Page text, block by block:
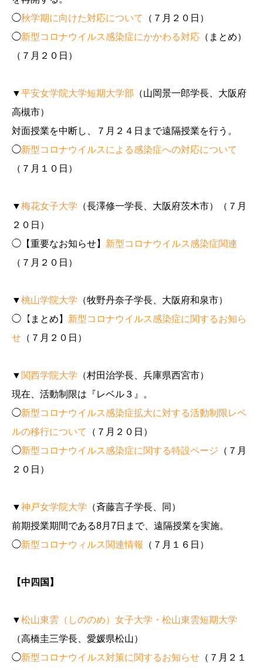
◯秋学期に向けた対応について
（７月２０日）
◯新型コロナウイルス感染症にかかわる対応 （まとめ）
（７月２０日）
▼平安女学院大学短期大学部 （山岡景一郎学長、大阪府
高槻市）
対面授業を中断し、７月２４日まで遠隔授業を行う。
◯新型コロナウイルスによる感染症への対応について
（７月１０日）
▼梅花女子大学 （長澤修一学長、大阪府茨木市）（７月
２０日）
◯【重要なお知らせ】 新型コロナウイルス感染症関連
（７月２０日）
▼桃山学院大学 （牧野丹奈子学長、大阪府和泉市）
◯【まとめ】 新型コロナウイルス感染症に関するお知ら
せ （７月２０日）
▼ 関西学院大学 （村田治学長、兵庫県西宮市）
現在、活動制限は『レベル３』。
◯新型コロナウイルス感染症拡大に対する活動制限レベ
ルの移行について
（７月２０日）
◯新型コロナウイルス感染症に関する特設ページ （７月
２０日）
▼神戸女学院大学 （斉藤言子学長、同）
前期授業期間である8月7日まで、遠隔授業を実施。
◯新型コロナウィルス関連情報 （７月１６日）
【中四国】
▼松山東雲（しののめ）女子大学・松山東雲短期大学
（高橋圭三学長、愛媛県松山）
◯新型コロナウイルス対策に関するお知らせ （７月２１